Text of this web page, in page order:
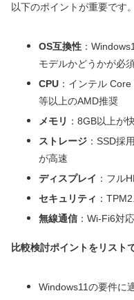
以下のポイントが重要です。
OS互換性 ：
モデルかどうかが必
CPU ：インテル
等以上のAMD推奨
メモリ ：8GB以上が
ストレージ ：SSD採
が高速
ディスプレイ ：フル
セキュリティ ：
無線通信 ：Wi-Fi6対
比較検討ポイントをリスト
Windows11の要件に